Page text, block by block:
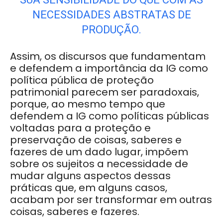
NECESSIDADES ABSTRATAS DE
PRODUÇÃO.
Assim, os discursos que fundamentam
e defendem a importância da IG como
política pública de proteção
patrimonial parecem ser paradoxais,
porque, ao mesmo tempo que
defendem a IG como políticas públicas
voltadas para a proteção e
preservação de coisas, saberes e
fazeres de um dado lugar, impõem
sobre os sujeitos a necessidade de
mudar alguns aspectos dessas
práticas que, em alguns casos,
acabam por ser transformar em outras
coisas, saberes e fazeres.